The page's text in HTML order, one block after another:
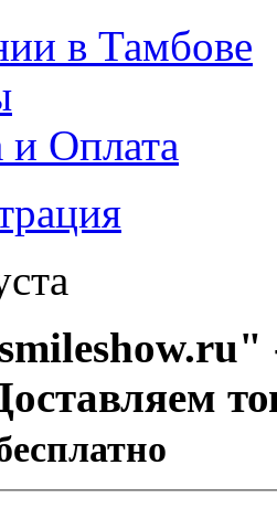
в Тамбове
и Оплата